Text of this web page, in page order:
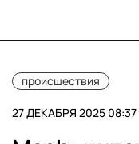
происшествия
27 ДЕКАБРЯ 2025 08:37